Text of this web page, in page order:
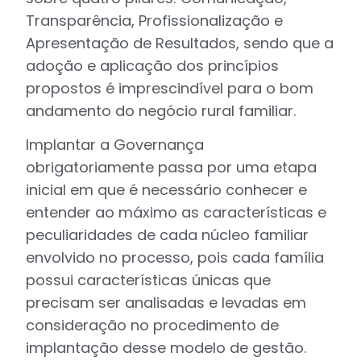
Transparência, Profissionalização e
Apresentação de Resultados, sendo que a
adoção e aplicação dos princípios
propostos é imprescindível para o bom
andamento do negócio rural familiar.
Implantar a Governança
obrigatoriamente passa por uma etapa
inicial em que é necessário conhecer e
entender ao máximo as características e
peculiaridades de cada núcleo familiar
envolvido no processo, pois cada família
possui características únicas que
precisam ser analisadas e levadas em
consideração no procedimento de
implantação desse modelo de gestão.